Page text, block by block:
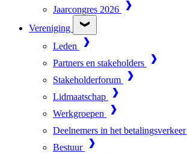
Jaarcongres 2026
Vereniging
Leden
Partners en stakeholders
Stakeholderforum
Lidmaatschap
Werkgroepen
Deelnemers in het betalingsverkeer
Bestuur